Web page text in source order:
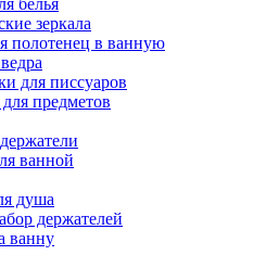
белья
зеркала
полотенец в ванную
для писсуаров
предметов
ванной
душа
держателей
ванну